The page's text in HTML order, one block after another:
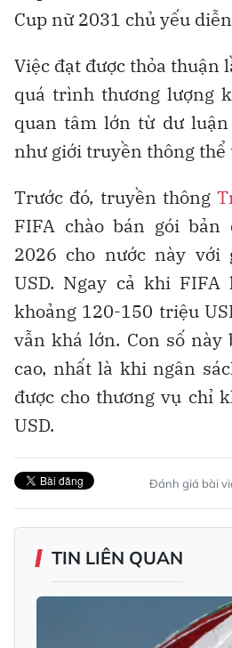
Cup nữ 2031 chủ yếu
Việc đạt được thỏa thuận
quá trình thương lượng
quan tâm lớn từ dư luận
như giới truyền thông thể
Trước đó, truyền thông
FIFA chào bán gói bản
2026 cho nước này với
USD. Ngay cả khi FIFA
khoảng 120-150 triệu
vẫn khá lớn. Con số này
cao, nhất là khi ngân
được cho thương vụ chỉ
USD.
Đánh giá bài
TIN LIÊN QUAN